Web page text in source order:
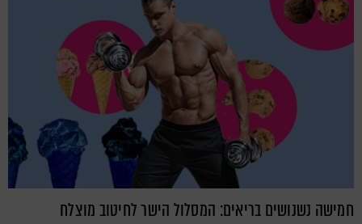
חמישה נשנושים בריאים: המסלול הישר לחיטוב מוצלח